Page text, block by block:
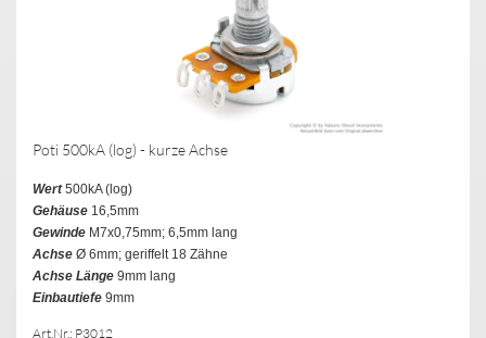
Poti 500kA (log) - kurze Achse
Wert500kA (log)
Gehäuse 16,5mm
Gewinde M7x0,75mm; 6,5mm lang
Achse Ø 6mm; geriffelt 18 Zähne
Achse Länge 9mm lang
Einbautiefe 9mm
Art.Nr.: P3012